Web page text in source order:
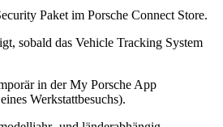
Paket im Porsche Connect Store.
sobald das Vehicle Tracking System
in der My Porsche App
Werkstattbesuchs).